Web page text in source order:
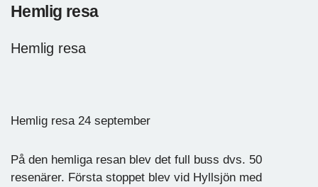
Hemlig resa
Hemlig resa
Hemlig resa 24 september
På den hemliga resan blev det full buss dvs. 50
resenärer. Första stoppet blev vid Hyllsjön med